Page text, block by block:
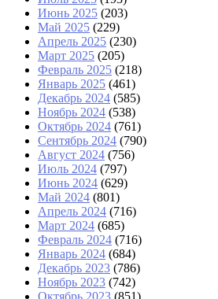
Июнь 2025 (203)
Май 2025 (229)
Апрель 2025 (230)
Март 2025 (205)
Февраль 2025 (218)
Январь 2025 (461)
Декабрь 2024 (585)
Ноябрь 2024 (538)
Октябрь 2024 (761)
Сентябрь 2024 (790)
Август 2024 (756)
Июль 2024 (797)
Июнь 2024 (629)
Май 2024 (801)
Апрель 2024 (716)
Март 2024 (685)
Февраль 2024 (716)
Январь 2024 (684)
Декабрь 2023 (786)
Ноябрь 2023 (742)